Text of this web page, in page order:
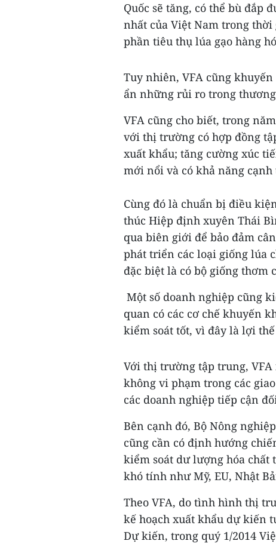
Quốc sẽ tăng, có thể bù đắp
nhất của Việt Nam trong
phần tiêu thụ lúa gạo hàng
Tuy nhiên, VFA cũng
ẩn những rủi ro trong
VFA cũng cho biết, trong
với thị trường có hợp đồng
xuất khẩu; tăng cường xúc
mới nổi và có khả năng
Cùng đó là chuẩn bị điều
thúc Hiệp định xuyên Thái
qua biên giới để bảo đảm
phát triển các loại giống lúa
đặc biệt là có bộ giống thơm
Một số doanh nghiệp cũng
quan có các cơ chế khuyến
kiểm soát tốt, vì đây là lợi
Với thị trường tập trung,
không vi phạm trong các
các doanh nghiệp tiếp cận
Bên cạnh đó, Bộ Nông
cũng cần có định hướng
kiểm soát dư lượng hóa chất
khó tính như Mỹ, EU, Nhật
Theo VFA, do tình hình thị
kế hoạch xuất khẩu dự kiến
Dự kiến, trong quý 1/2014